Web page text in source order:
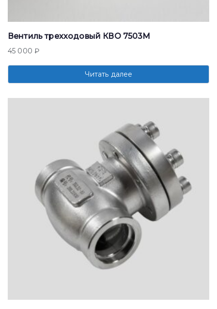
Вентиль трехходовый КВО 7503М
45 000₽
Читать далее